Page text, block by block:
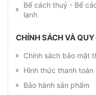
Bể cách thuỷ - Bể
lạnh
CHÍNH SÁCH VÀ
Chính sách bảo mật
Hình thức thanh toán
Bảo hành sản phẩm